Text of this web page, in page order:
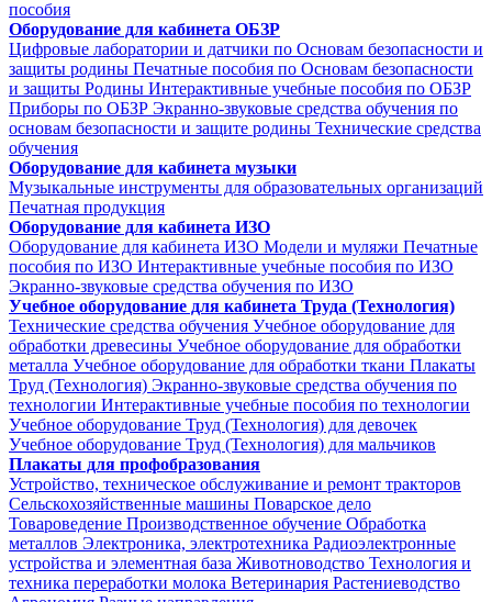
пособия
Оборудование для кабинета ОБЗР
Цифровые лаборатории и датчики по Основам безопасности и
защиты родины Печатные пособия по Основам безопасности
и защиты Родины Интерактивные учебные пособия по ОБЗР
Приборы по ОБЗР Экранно-звуковые средства обучения по
основам безопасности и защите родины Технические средства
обучения
Оборудование для кабинета музыки
Музыкальные инструменты для образовательных организаций
Печатная продукция
Оборудование для кабинета ИЗО
Оборудование для кабинета ИЗО Модели и муляжи Печатные
пособия по ИЗО Интерактивные учебные пособия по ИЗО
Экранно-звуковые средства обучения по ИЗО
Учебное оборудование для кабинета Труда (Технология)
Технические средства обучения Учебное оборудование для
обработки древесины Учебное оборудование для обработки
металла Учебное оборудование для обработки ткани Плакаты
Труд (Технология) Экранно-звуковые средства обучения по
технологии Интерактивные учебные пособия по технологии
Учебное оборудование Труд (Технология) для девочек
Учебное оборудование Труд (Технология) для мальчиков
Плакаты для профобразования
Устройство, техническое обслуживание и ремонт тракторов
Сельскохозяйственные машины Поварское дело
Товароведение Производственное обучение Обработка
металлов Электроника, электротехника Радиоэлектронные
устройства и элементная база Животноводство Технология и
техника переработки молока Ветеринария Растениеводство